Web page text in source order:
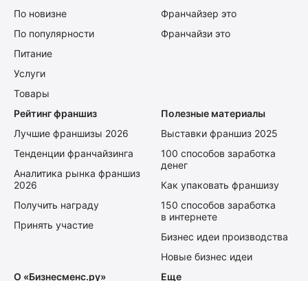
По новизне
По популярности
Питание
Услуги
Товары
Франчайзер это
Франчайзи это
Рейтинг франшиз
Лучшие франшизы 2026
Тенденции франчайзинга
Аналитика рынка франшиз
2026
Получить награду
Принять участие
Полезные материалы
Выставки франшиз 2025
100 способов заработка
денег
Как упаковать франшизу
150 способов заработка
в интернете
Бизнес идеи производства
Новые бизнес идеи
О «Бизнесменс.ру»
Еще